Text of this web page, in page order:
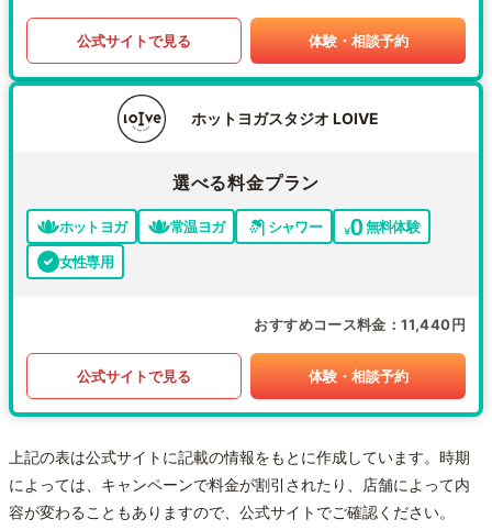
公式サイトで見る 体験・相談予約
ホットヨガスタジオ LOIVE
選べる料金プラン
ホットヨガ 常温ヨガ シャワー
無料体験
女性専用
おすすめコース料金 11,440円
公式サイトで見る 体験・相談予約
上記の表は公式サイトに記載の情報をもとに作成しています。時期
によっては、キャンペーンで料金が割引されたり、店舗によって内
容が変わることもありますので、公式サイトでご確認ください。